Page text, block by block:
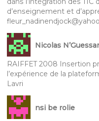
d’enseignement et
Nicolas
RAIFFET 2008 Insertion
l’expérience de la
Lavri
nsi be rolie